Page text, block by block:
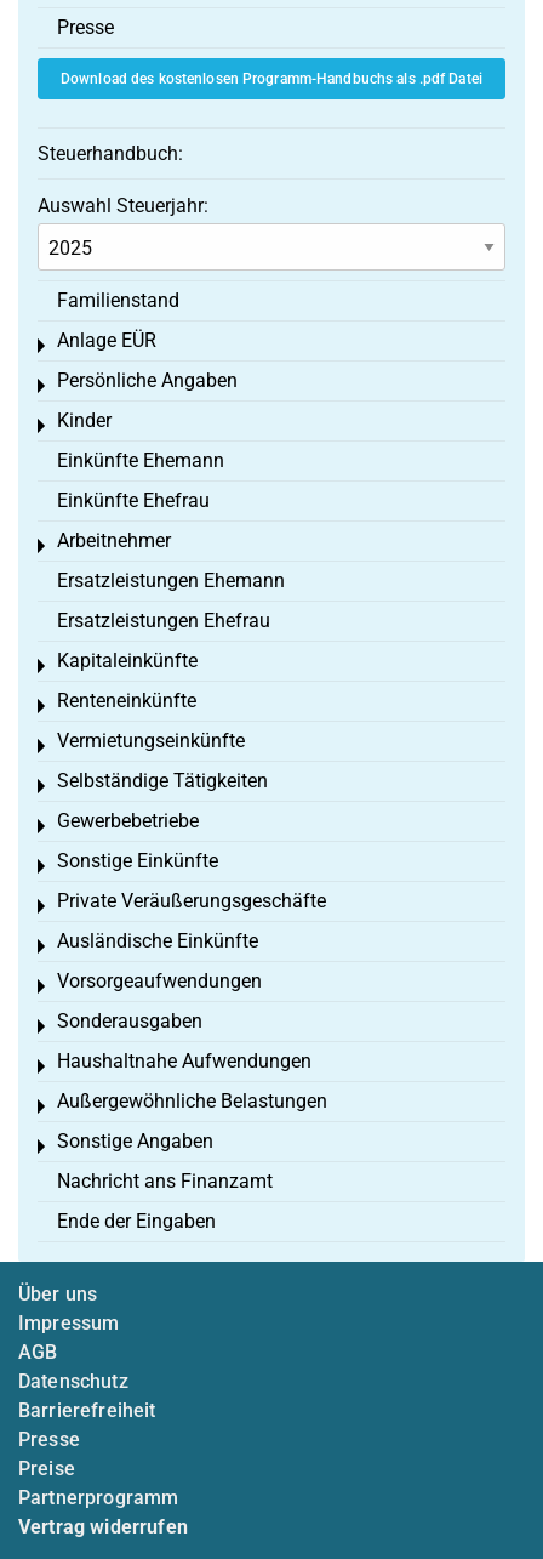
Presse
Download des kostenlosen Programm-Handbuchs als .pdf Datei
Steuerhandbuch:
Auswahl Steuerjahr:
Familienstand
Anlage EÜR
Toggle menu
Persönliche Angaben
Toggle menu
Kinder
Toggle menu
Einkünfte Ehemann
Einkünfte Ehefrau
Arbeitnehmer
Toggle menu
Ersatzleistungen Ehemann
Ersatzleistungen Ehefrau
Kapitaleinkünfte
Toggle menu
Renteneinkünfte
Toggle menu
Vermietungseinkünfte
Toggle menu
Selbständige Tätigkeiten
Toggle menu
Gewerbebetriebe
Toggle menu
Sonstige Einkünfte
Toggle menu
Private Veräußerungsgeschäfte
Toggle menu
Ausländische Einkünfte
Toggle menu
Vorsorgeaufwendungen
Toggle menu
Sonderausgaben
Toggle menu
Haushaltnahe Aufwendungen
Toggle menu
Außergewöhnliche Belastungen
Toggle menu
Sonstige Angaben
Toggle menu
Nachricht ans Finanzamt
Ende der Eingaben
Über uns
Impressum
AGB
Datenschutz
Barrierefreiheit
Presse
Preise
Partnerprogramm
Vertrag widerrufen